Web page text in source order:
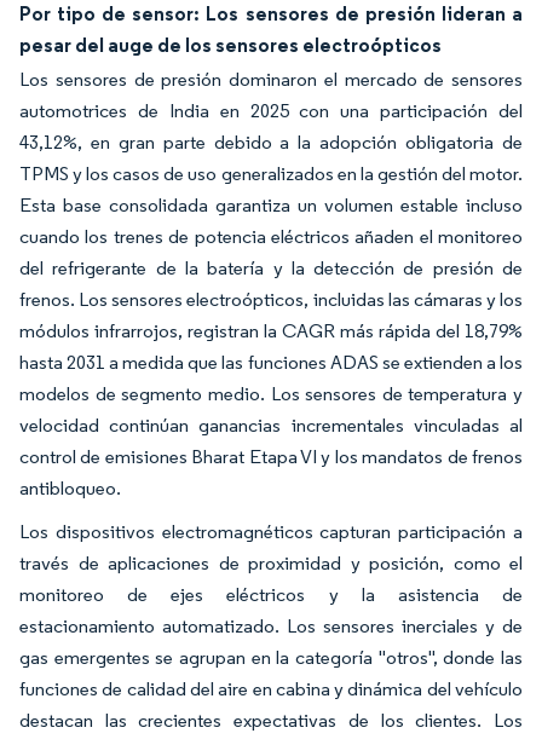
Por tipo de sensor: Los sensores de presión lideran a
pesar del auge de los sensores electroópticos
Los sensores de presión dominaron el mercado de sensores
automotrices de India en 2025 con una participación del
43,12%, en gran parte debido a la adopción obligatoria de
TPMS y los casos de uso generalizados en la gestión del motor.
Esta base consolidada garantiza un volumen estable incluso
cuando los trenes de potencia eléctricos añaden el monitoreo
del refrigerante de la batería y la detección de presión de
frenos. Los sensores electroópticos, incluidas las cámaras y los
módulos infrarrojos, registran la CAGR más rápida del 18,79%
hasta 2031 a medida que las funciones ADAS se extienden a los
modelos de segmento medio. Los sensores de temperatura y
velocidad continúan ganancias incrementales vinculadas al
control de emisiones Bharat Etapa VI y los mandatos de frenos
antibloqueo.
Los dispositivos electromagnéticos capturan participación a
través de aplicaciones de proximidad y posición, como el
monitoreo de ejes eléctricos y la asistencia de
estacionamiento automatizado. Los sensores inerciales y de
gas emergentes se agrupan en la categoría "otros", donde las
funciones de calidad del aire en cabina y dinámica del vehículo
destacan las crecientes expectativas de los clientes. Los